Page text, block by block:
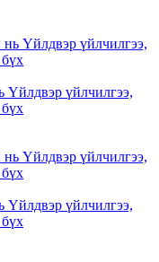
Үйлдвэр үйлчилгээ,
Үйлдвэр үйлчилгээ,